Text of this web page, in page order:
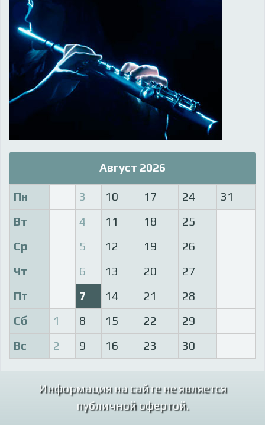
Август 2026
Пн 3 10 17 24
31
Вт
4 11 18
25
Ср
5 12 19
26
Чт
6 13 20
27
Пт
7 14 21
28
Сб
1 8 15 22
29
Вс
2 9 16 23 30
Информация на сайте не является
публичной офертой.